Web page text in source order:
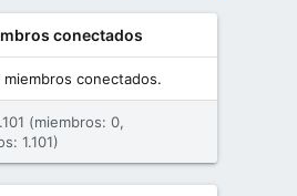
conectados
miembros conectados.
(miembros: 0,
1.101)